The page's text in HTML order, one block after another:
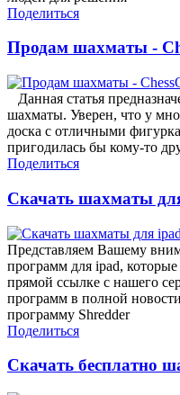
Поделиться
Продам шахматы -
Данная статья
шахматы. Уверен, что у
доска с отличными
пригодилась бы кому-то
Поделиться
Скачать шахматы
Представляем Вашему
программ для ipad,
прямой ссылке с нашего
программ в полной
программу Shredder
Поделиться
Скачать бесплатно